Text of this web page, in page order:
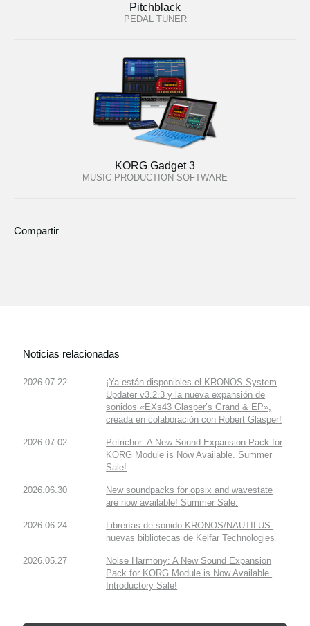
Pitchblack
PEDAL TUNER
KORG Gadget 3
MUSIC PRODUCTION SOFTWARE
Compartir
Noticias relacionadas
2026.07.22
¡Ya están disponibles el KRONOS System
Updater v3.2.3 y la nueva expansión de
sonidos «EXs43 Glasper’s Grand & EP»,
creada en colaboración con Robert Glasper!
2026.07.02
Petrichor: A New Sound Expansion Pack for
KORG Module is Now Available. Summer
Sale!
2026.06.30
New soundpacks for opsix and wavestate
are now available! Summer Sale.
2026.06.24
Librerías de sonido KRONOS/NAUTILUS:
nuevas bibliotecas de Kelfar Technologies
2026.05.27
Noise Harmony: A New Sound Expansion
Pack for KORG Module is Now Available.
Introductory Sale!